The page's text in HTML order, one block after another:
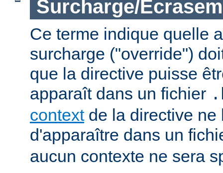
Surcharge/
Ce terme indique quelle
surcharge ("override")
que la directive puisse
apparaît dans un fichier
contextde la directive ne
d'apparaître dans un
aucun contexte ne sera